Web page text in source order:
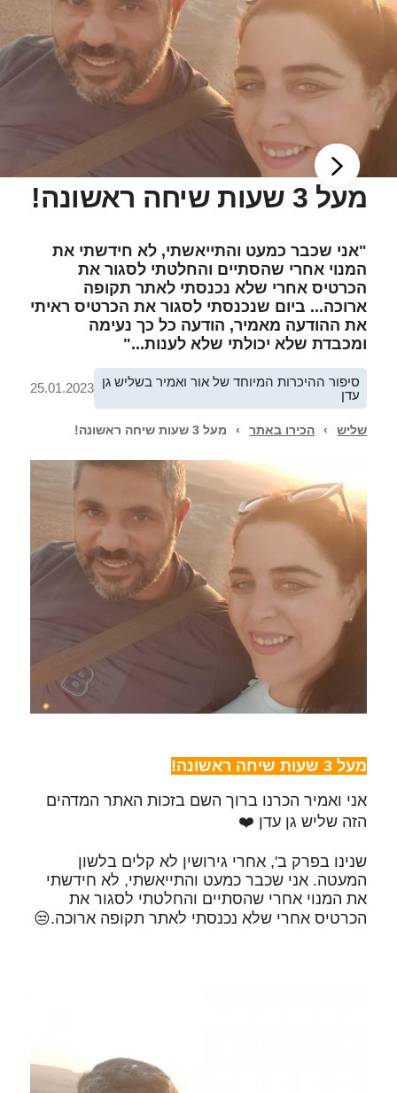
מעל 3 שעות שיחה ראשונה!
"אני שכבר כמעט והתייאשתי, לא חידשתי את
המנוי אחרי שהסתיים והחלטתי לסגור את
הכרטיס אחרי שלא נכנסתי לאתר תקופה
ארוכה... ביום שנכנסתי לסגור את הכרטיס ראיתי
את ההודעה מאמיר, הודעה כל כך נעימה
ומכבדת שלא יכולתי שלא לענות..."
סיפור ההיכרות המיוחד של אור ואמיר בשליש גן
עדן
25.01.2023
שליש › הכירו באתר › מעל 3 שעות שיחה ראשונה!
מעל 3 שעות שיחה ראשונה!
אני ואמיר הכרנו ברוך השם בזכות האתר המדהים
הזה שליש גן עדן ❤️
שנינו בפרק ב', אחרי גירושין לא קלים בלשון
המעטה. אני שכבר כמעט והתייאשתי, לא חידשתי
את המנוי אחרי שהסתיים והחלטתי לסגור את
הכרטיס אחרי שלא נכנסתי לאתר תקופה ארוכה.😒